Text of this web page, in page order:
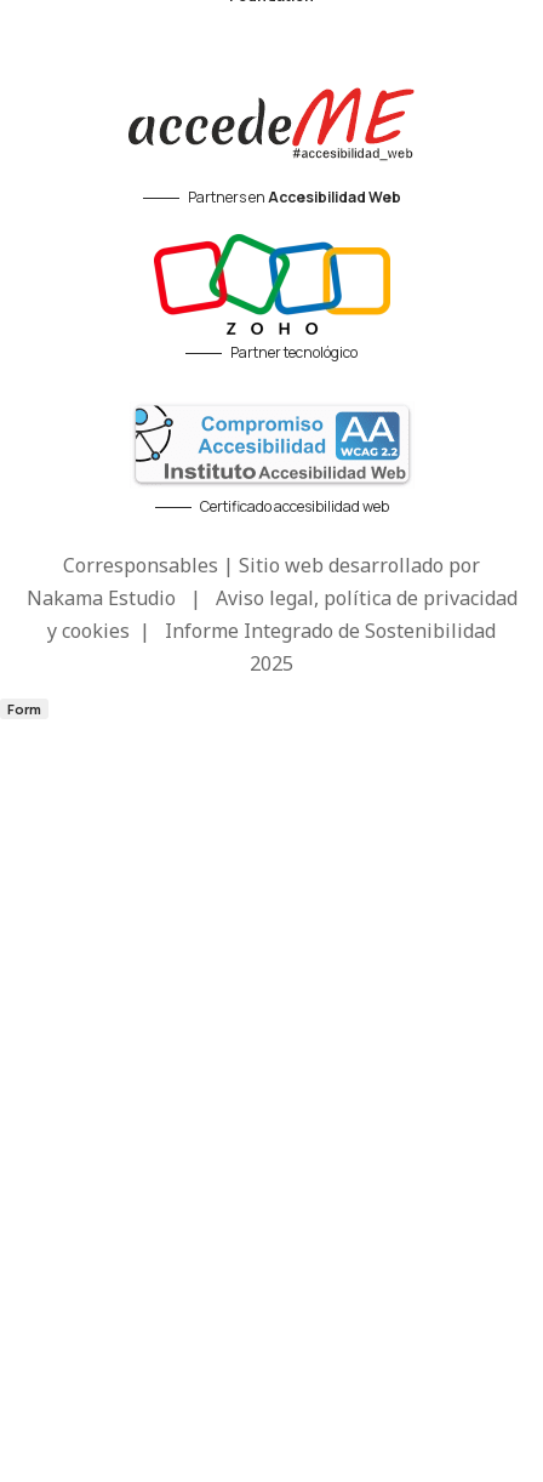
Partners enAccesibilidad Web
Partner tecnológico
Certificado accesibilidad web
Corresponsables | Sitio web desarrollado por
Nakama Estudio | Aviso legal, política de privacidad
y cookies | Informe Integrado de Sostenibilidad
2025
Form